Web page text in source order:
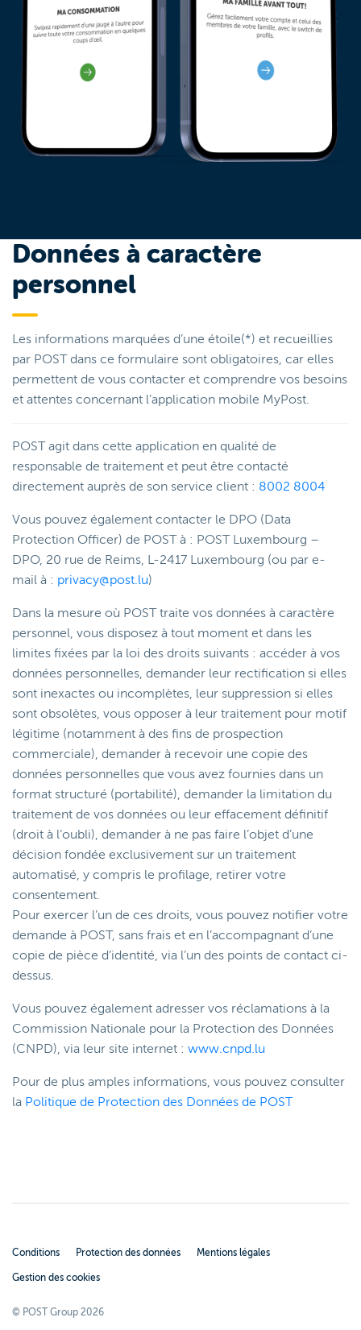
Données à caractère
personnel
Les informations marquées d’une étoile(*) et recueillies
par POST dans ce formulaire sont obligatoires, car elles
permettent de vous contacter et comprendre vos besoins
et attentes concernant l’application mobile MyPost.
POST agit dans cette application en qualité de
responsable de traitement et peut être contacté
directement auprès de son service client : 8002 8004
Vous pouvez également contacter le DPO (Data
Protection Officer) de POST à : POST Luxembourg –
DPO, 20 rue de Reims, L-2417 Luxembourg (ou par e-
mail à : privacy@post.lu)
Dans la mesure où POST traite vos données à caractère
personnel, vous disposez à tout moment et dans les
limites fixées par la loi des droits suivants : accéder à vos
données personnelles, demander leur rectification si elles
sont inexactes ou incomplètes, leur suppression si elles
sont obsolètes, vous opposer à leur traitement pour motif
légitime (notamment à des fins de prospection
commerciale), demander à recevoir une copie des
données personnelles que vous avez fournies dans un
format structuré (portabilité), demander la limitation du
traitement de vos données ou leur effacement définitif
(droit à l’oubli), demander à ne pas faire l’objet d’une
décision fondée exclusivement sur un traitement
automatisé, y compris le profilage, retirer votre
consentement.
Pour exercer l’un de ces droits, vous pouvez notifier votre
demande à POST, sans frais et en l’accompagnant d’une
copie de pièce d’identité, via l’un des points de contact ci-
dessus.
Vous pouvez également adresser vos réclamations à la
Commission Nationale pour la Protection des Données
(CNPD), via leur site internet : www.cnpd.lu
Pour de plus amples informations, vous pouvez consulter
la Politique de Protection des Données de POST
Conditions Protection des données Mentions légales
Gestion des cookies
© POST Group 2026